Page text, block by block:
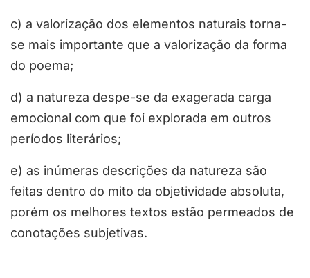
c) a valorização dos elementos naturais torna-
se mais importante que a valorização da forma
do poema;
d) a natureza despe-se da exagerada carga
emocional com que foi explorada em outros
períodos literários;
e) as inúmeras descrições da natureza são
feitas dentro do mito da objetividade absoluta,
porém os melhores textos estão permeados de
conotações subjetivas.